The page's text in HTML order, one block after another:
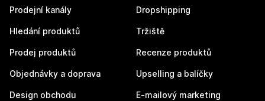
Prodejní kanály
Hledání produktů
Prodej produktů
Objednávky a doprava
Design obchodu
Dropshipping
Tržiště
Recenze produktů
Upselling a balíčky
E-mailový marketing